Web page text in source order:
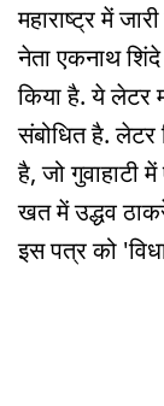
महाराष्ट्र में
नेता एकनाथ
किया है. ये लेटर
संबोधित है.
है, जो
खत में उद्धव
इस पत्र को